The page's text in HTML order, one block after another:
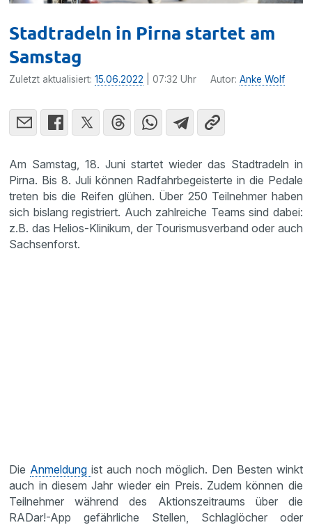
Stadtradeln in Pirna startet am
Samstag
Zuletzt aktualisiert:15.06.2022 | 07:32 Uhr Autor:Anke Wolf
Am Samstag, 18. Juni startet wieder das Stadtradeln in
Pirna. Bis 8. Juli können Radfahrbegeisterte in die Pedale
treten bis die Reifen glühen. Über 250 Teilnehmer haben
sich bislang registriert. Auch zahlreiche Teams sind dabei:
z.B. das Helios-Klinikum, der Tourismusverband oder auch
Sachsenforst.
Die Anmeldungist auch noch möglich. Den Besten winkt
auch in diesem Jahr wieder ein Preis. Zudem können die
Teilnehmer während des Aktionszeitraums über die
RADar!-App gefährliche Stellen, Schlaglöcher oder